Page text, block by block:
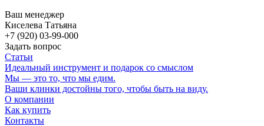
Ваш менеджер
Киселева Татьяна
+7 (920) 03-99-000
Задать вопрос
Статьи
Идеальный инструмент и подарок со смыслом
Мы — это то, что мы едим.
Ваши клинки достойны того, чтобы быть на виду.
О компании
Как купить
Контакты